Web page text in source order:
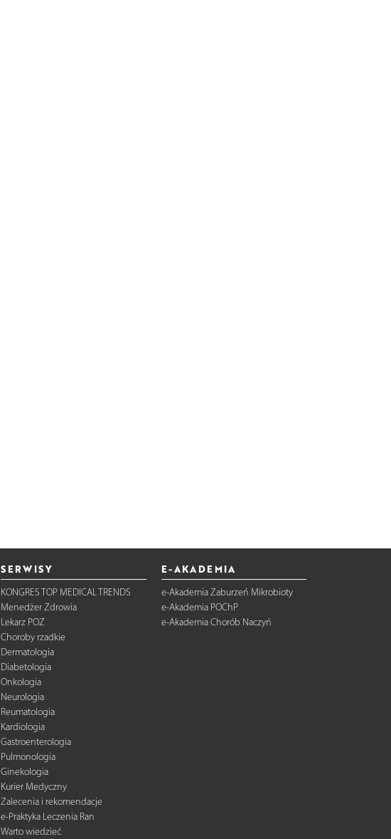
SERWISY
KONGRES TOP MEDICAL TRENDS
Menedżer Zdrowia
Lekarz POZ
Choroby rzadkie
Dermatologia
Diabetologia
Onkologia
Neurologia
Reumatologia
Kardiologia
Gastroenterologia
Pulmonologia
Ginekologia
Kurier Medyczny
Zalecenia i rekomendacje
e-Praktyka Leczenia Ran
Warto wiedzieć
E-AKADEMIA
e-Akademia Zaburzeń Mikrobioty
e-Akademia POChP
e-Akademia Chorób Naczyń